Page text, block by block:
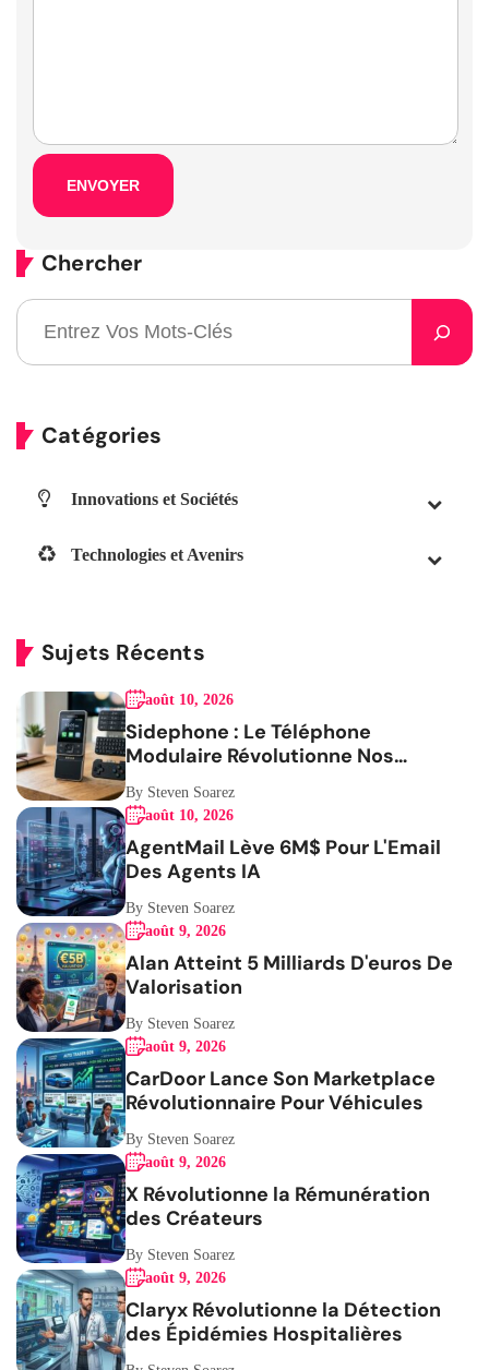
Chercher
Catégories
Innovations et Sociétés
Technologies et Avenirs
Sujets Récents
août 10, 2026
Sidephone : Le Téléphone
Modulaire Révolutionne Nos
Habitudes
By Steven Soarez
août 10, 2026
AgentMail Lève 6M$ Pour L'Email
Des Agents IA
By Steven Soarez
août 9, 2026
Alan Atteint 5 Milliards D'euros De
Valorisation
By Steven Soarez
août 9, 2026
CarDoor Lance Son Marketplace
Révolutionnaire Pour Véhicules
By Steven Soarez
août 9, 2026
X Révolutionne la Rémunération
des Créateurs
By Steven Soarez
août 9, 2026
Claryx Révolutionne la Détection
des Épidémies Hospitalières